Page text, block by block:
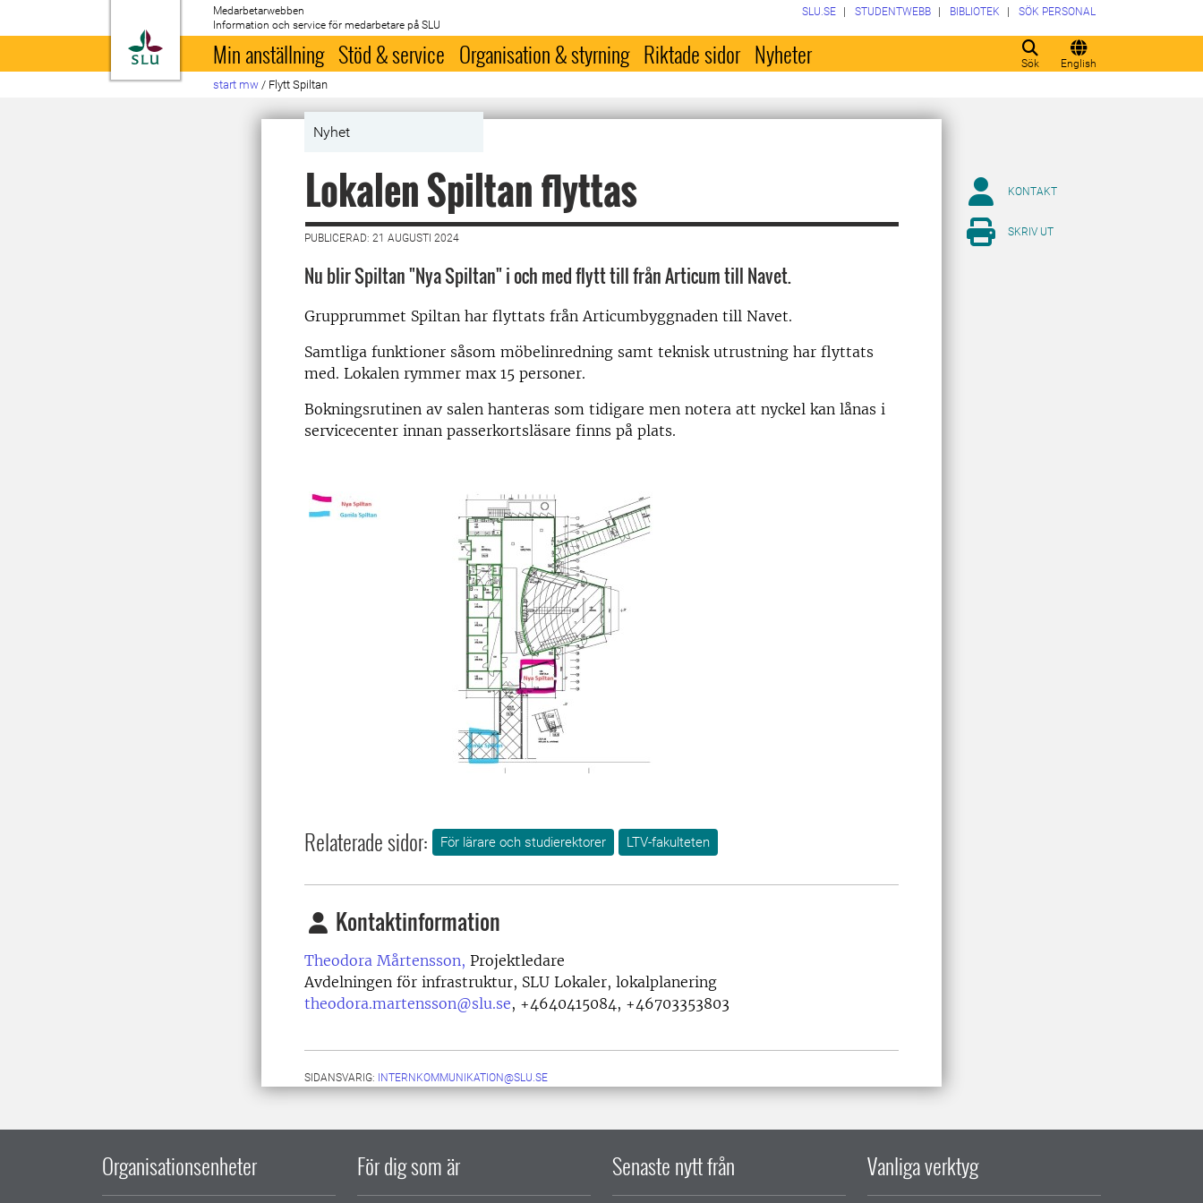
Till startsida
Medarbetarwebben
Information och service för medarbetare på SLU
Sök English
SLU.SE STUDENTWEBB BIBLIOTEK SÖK PERSONAL
Min anställning Stöd & service Organisation & styrning Riktade sidor Nyheter
start mw / Flytt Spiltan
Nyhet
Lokalen Spiltan flyttas
PUBLICERAD: 21 AUGUSTI 2024
Nu blir Spiltan "Nya Spiltan" i och med flytt till från Articum till Navet.
Grupprummet Spiltan har flyttats från Articumbyggnaden till Navet.
Samtliga funktioner såsom möbelinredning samt teknisk utrustning har flyttats
med. Lokalen rymmer max 15 personer.
Bokningsrutinen av salen hanteras som tidigare men notera att nyckel kan lånas i
servicecenter innan passerkortsläsare finns på plats.
Relaterade sidor: För lärare och studierektorer LTV-fakulteten
Kontaktinformation
Theodora Mårtensson, Projektledare
Avdelningen för infrastruktur, SLU Lokaler, lokalplanering
theodora.martensson@slu.se, +4640415084, +46703353803
SIDANSVARIG: INTERNKOMMUNIKATION@SLU.SE
KONTAKT
SKRIV UT
Organisationsenheter För dig som är Senaste nytt från Vanliga verktyg